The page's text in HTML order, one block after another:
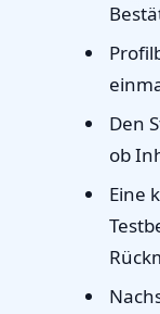
Den
ob
Eine